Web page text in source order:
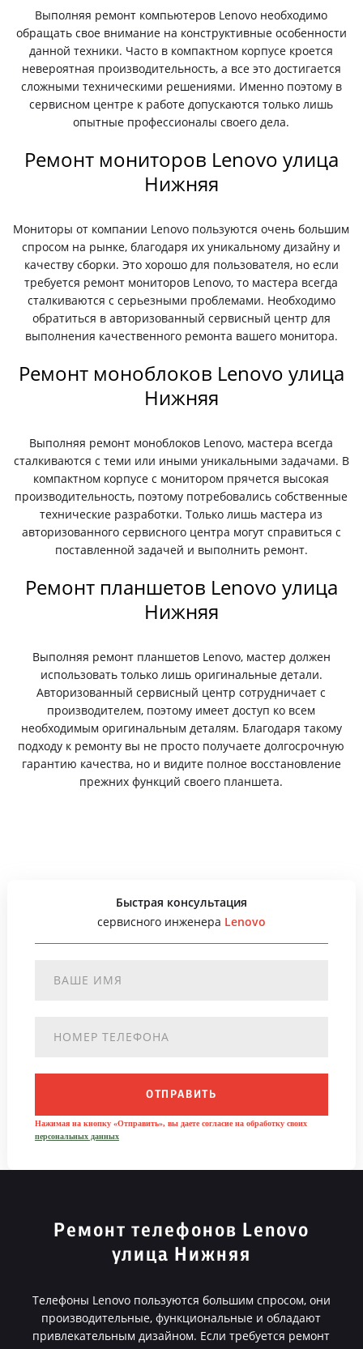
Выполняя ремонт компьютеров Lenovo необходимо
обращать свое внимание на конструктивные особенности
данной техники. Часто в компактном корпусе кроется
невероятная производительность, а все это достигается
сложными техническими решениями. Именно поэтому в
сервисном центре к работе допускаются только лишь
опытные профессионалы своего дела.
Ремонт мониторов Lenovo улица
Нижняя
Мониторы от компании Lenovo пользуются очень большим
спросом на рынке, благодаря их уникальному дизайну и
качеству сборки. Это хорошо для пользователя, но если
требуется ремонт мониторов Lenovo, то мастера всегда
сталкиваются с серьезными проблемами. Необходимо
обратиться в авторизованный сервисный центр для
выполнения качественного ремонта вашего монитора.
Ремонт моноблоков Lenovo улица
Нижняя
Выполняя ремонт моноблоков Lenovo, мастера всегда
сталкиваются с теми или иными уникальными задачами. В
компактном корпусе с монитором прячется высокая
производительность, поэтому потребовались собственные
технические разработки. Только лишь мастера из
авторизованного сервисного центра могут справиться с
поставленной задачей и выполнить ремонт.
Ремонт планшетов Lenovo улица
Нижняя
Выполняя ремонт планшетов Lenovo, мастер должен
использовать только лишь оригинальные детали.
Авторизованный сервисный центр сотрудничает с
производителем, поэтому имеет доступ ко всем
необходимым оригинальным деталям. Благодаря такому
подходу к ремонту вы не просто получаете долгосрочную
гарантию качества, но и видите полное восстановление
прежних функций своего планшета.
Быстрая консультация
сервисного инженера Lenovo
ОТПРАВИТЬ
Нажимая на кнопку «Отправить», вы даете согласие на обработку своих
персональных данных
Ремонт телефонов Lenovo
улица Нижняя
Телефоны Lenovo пользуются большим спросом, они
производительные, функциональные и обладают
привлекательным дизайном. Если требуется ремонт